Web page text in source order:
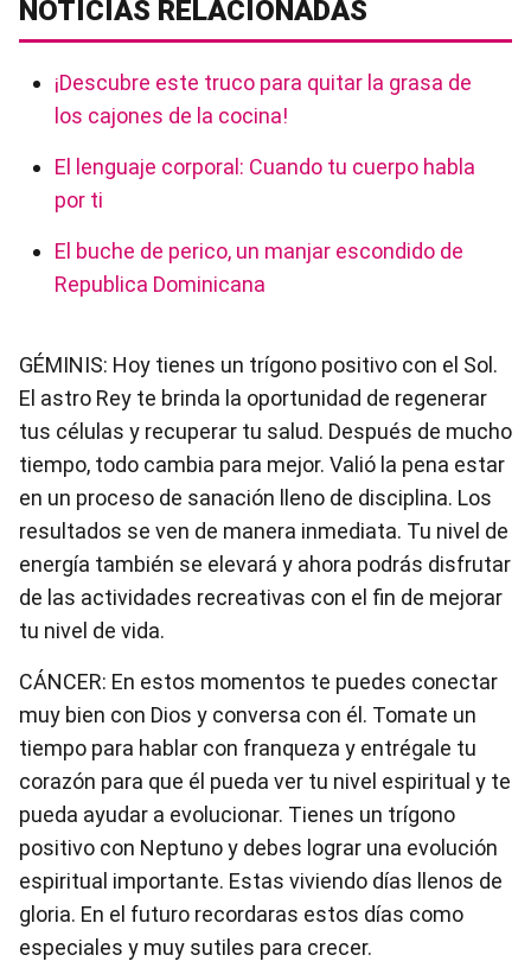
NOTICIAS RELACIONADAS
¡Descubre este truco para quitar la grasa de
los cajones de la cocina!
El lenguaje corporal: Cuando tu cuerpo habla
por ti
El buche de perico, un manjar escondido de
Republica Dominicana
GÉMINIS: Hoy tienes un trígono positivo con el Sol.
El astro Rey te brinda la oportunidad de regenerar
tus células y recuperar tu salud. Después de mucho
tiempo, todo cambia para mejor. Valió la pena estar
en un proceso de sanación lleno de disciplina. Los
resultados se ven de manera inmediata. Tu nivel de
energía también se elevará y ahora podrás disfrutar
de las actividades recreativas con el fin de mejorar
tu nivel de vida.
CÁNCER: En estos momentos te puedes conectar
muy bien con Dios y conversa con él. Tomate un
tiempo para hablar con franqueza y entrégale tu
corazón para que él pueda ver tu nivel espiritual y te
pueda ayudar a evolucionar. Tienes un trígono
positivo con Neptuno y debes lograr una evolución
espiritual importante. Estas viviendo días llenos de
gloria. En el futuro recordaras estos días como
especiales y muy sutiles para crecer.